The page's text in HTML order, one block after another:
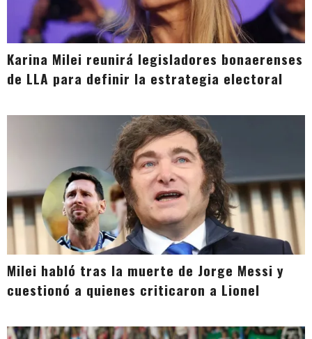
Karina Milei reunirá legisladores bonaerenses
de LLA para definir la estrategia electoral
Milei habló tras la muerte de Jorge Messi y
cuestionó a quienes criticaron a Lionel